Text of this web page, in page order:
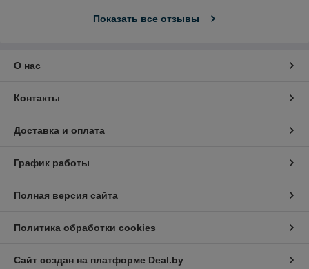
Показать все отзывы
О нас
Контакты
Доставка и оплата
График работы
Полная версия сайта
Политика обработки cookies
Сайт создан на платформе Deal.by